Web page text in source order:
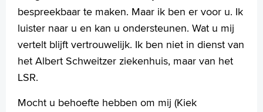
bespreekbaar te maken. Maar ik ben er voor u. Ik
luister naar u en kan u ondersteunen. Wat u mij
vertelt blijft vertrouwelijk. Ik ben niet in dienst van
het Albert Schweitzer ziekenhuis, maar van het
LSR.
Mocht u behoefte hebben om mij (Kiek